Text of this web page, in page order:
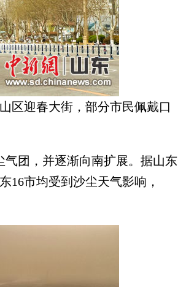
区迎春大街，部分市民佩戴口
团，并逐渐向南扩展。据山东
16市均受到沙尘天气影响，